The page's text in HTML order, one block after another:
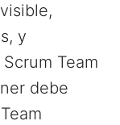
y
Team
debe